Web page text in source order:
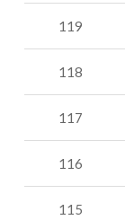
119
118
117
116
115